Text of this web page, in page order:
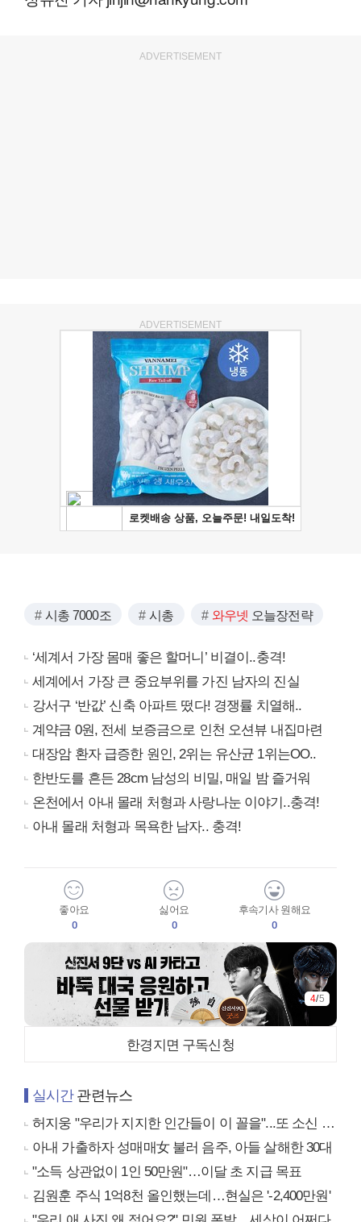
ADVERTISEMENT
ADVERTISEMENT
시총 7000조 시총 와우넷 오늘장전략
‘세계서 가장 몸매 좋은 할머니’ 비결이..충격!
세계에서 가장 큰 중요부위를 가진 남자의 진실
강서구 ‘반값’ 신축 아파트 떴다! 경쟁률 치열해..
계약금 0원, 전세 보증금으로 인천 오션뷰 내집마련
대장암 환자 급증한 원인, 2위는 유산균 1위는OO..
한반도를 흔든 28cm 남성의 비밀, 매일 밤 즐거워
온천에서 아내 몰래 처형과 사랑나눈 이야기..충격!
아내 몰래 처형과 목욕한 남자.. 충격!
좋아요
0
싫어요
0
후속기사 원해요
0
4/5
한경지면 구독신청
실시간관련뉴스
허지웅 "우리가 지지한 인간들이 이 꼴을"...또 소신 발언
아내 가출하자 성매매女 불러 음주, 아들 살해한 30대
"소득 상관없이 1인 50만원"…이달 초 지급 목표
김원훈 주식 1억8천 올인했는데…현실은 '-2,400만원'